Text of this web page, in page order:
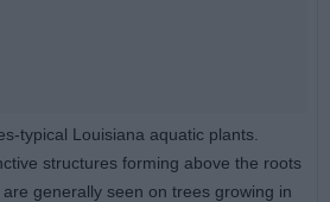
typical Louisiana aquatic plants.
structures forming above the roots
generally seen on trees growing in